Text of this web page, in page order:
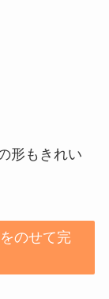
形もきれい
のせて完